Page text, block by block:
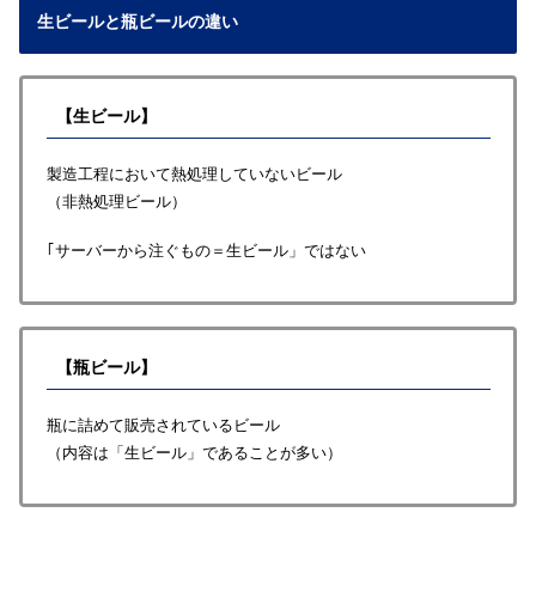
生ビールと瓶ビールの違い
【生ビール】
製造工程において熱処理していないビール
（非熱処理ビール）
｢サーバーから注ぐもの＝生ビール」ではない
【瓶ビール】
瓶に詰めて販売されているビール
（内容は「生ビール」であることが多い）